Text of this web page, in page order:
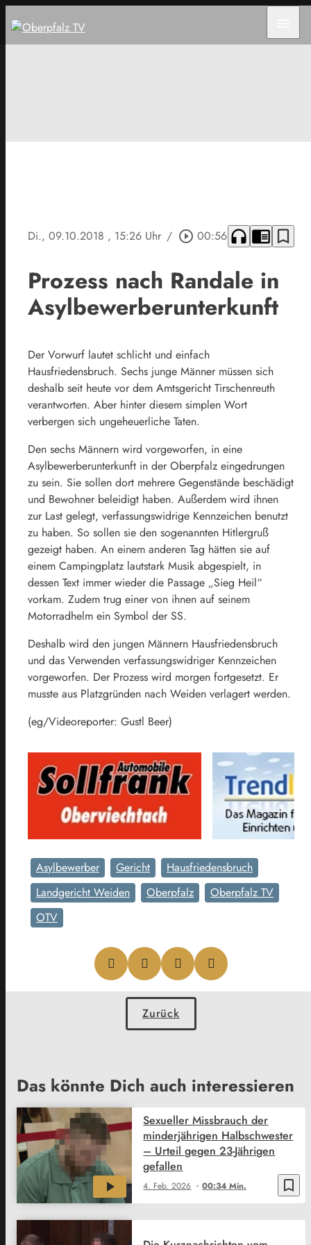
Di., 09.10.2018 , 15:26 Uhr / play_circle_outline 00:56 headphones chrome_reader_mode bookmark_border
Prozess nach Randale in
Asylbewerberunterkunft
Der Vorwurf lautet schlicht und einfach
Hausfriedensbruch. Sechs junge Männer müssen sich
deshalb seit heute vor dem Amtsgericht Tirschenreuth
verantworten. Aber hinter diesem simplen Wort
verbergen sich ungeheuerliche Taten.
Den sechs Männern wird vorgeworfen, in eine
Asylbewerberunterkunft in der Oberpfalz eingedrungen
zu sein. Sie sollen dort mehrere Gegenstände beschädigt
und Bewohner beleidigt haben. Außerdem wird ihnen
zur Last gelegt, verfassungswidrige Kennzeichen benutzt
zu haben. So sollen sie den sogenannten Hitlergruß
gezeigt haben. An einem anderen Tag hätten sie auf
einem Campingplatz lautstark Musik abgespielt, in
dessen Text immer wieder die Passage „Sieg Heil“
vorkam. Zudem trug einer von ihnen auf seinem
Motorradhelm ein Symbol der SS.
Deshalb wird den jungen Männern Hausfriedensbruch
und das Verwenden verfassungswidriger Kennzeichen
vorgeworfen. Der Prozess wird morgen fortgesetzt. Er
musste aus Platzgründen nach Weiden verlagert werden.
(eg/Videoreporter: Gustl Beer)
Asylbewerber Gericht
Hausfriedensbruch
Landgericht Weiden
Oberpfalz
Oberpfalz TV
OTV
Zurück
Das könnte Dich auch interessieren
bookmark_border
4. Feb. 2026 00:34 Min.
Sexueller Missbrauch der
minderjährigen Halbschwester
– Urteil gegen 23-Jährigen
gefallen